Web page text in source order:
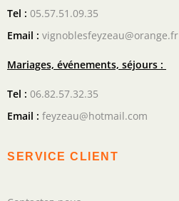
Tel : 05.57.51.09.35
Email : vignoblesfeyzeau@orange.fr
Mariages, événements, séjours :
Tel : 06.82.57.32.35
Email : feyzeau@hotmail.com
SERVICE CLIENT